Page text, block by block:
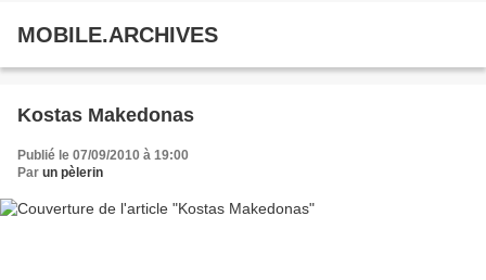
MOBILE.ARCHIVES
Kostas Makedonas
Publié le 07/09/2010 à 19:00
Par un pèlerin